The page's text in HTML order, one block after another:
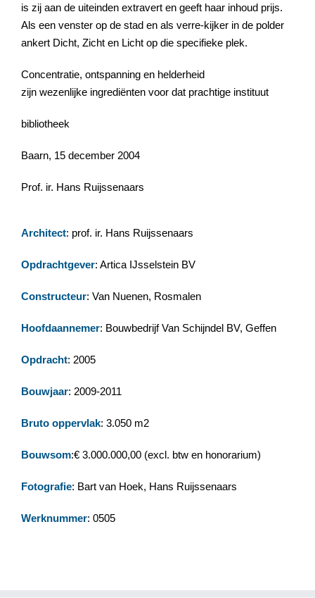
is zij aan de uiteinden extravert en geeft haar inhoud prijs.
Als een venster op de stad en als verre-kijker in de polder
ankert Dicht, Zicht en Licht op die specifieke plek.
Concentratie, ontspanning en helderheid
zijn wezenlijke ingrediënten voor dat prachtige instituut
bibliotheek
Baarn, 15 december 2004
Prof. ir. Hans Ruijssenaars
Architect: prof. ir. Hans Ruijssenaars
Opdrachtgever: Artica IJsselstein BV
Constructeur: Van Nuenen, Rosmalen
Hoofdaannemer: Bouwbedrijf Van Schijndel BV, Geffen
Opdracht: 2005
Bouwjaar: 2009-2011
Bruto oppervlak: 3.050 m2
Bouwsom:€ 3.000.000,00 (excl. btw en honorarium)
Fotografie: Bart van Hoek, Hans Ruijssenaars
Werknummer: 0505